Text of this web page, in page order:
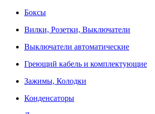
Боксы
Вилки, Розетки, Выключатели
Выключатели автоматические
Греющий кабель и комплектующие
Зажимы, Колодки
Конденсаторы